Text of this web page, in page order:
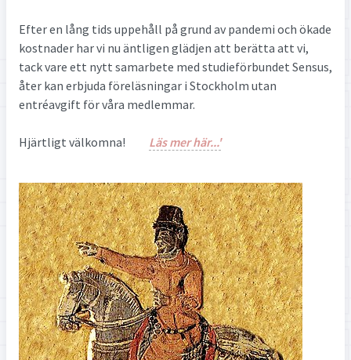
Efter en lång tids uppehåll på grund av pandemi och ökade
kostnader har vi nu äntligen glädjen att berätta att vi,
tack vare ett nytt samarbete med studieförbundet Sensus,
åter kan erbjuda föreläsningar i Stockholm utan
entréavgift för våra medlemmar.
Hjärtligt välkomna! Läs mer här...'